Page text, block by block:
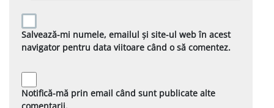
Salvează-mi numele, emailul și site-ul web în acest
navigator pentru data viitoare când o să comentez.
Notifică-mă prin email când sunt publicate alte